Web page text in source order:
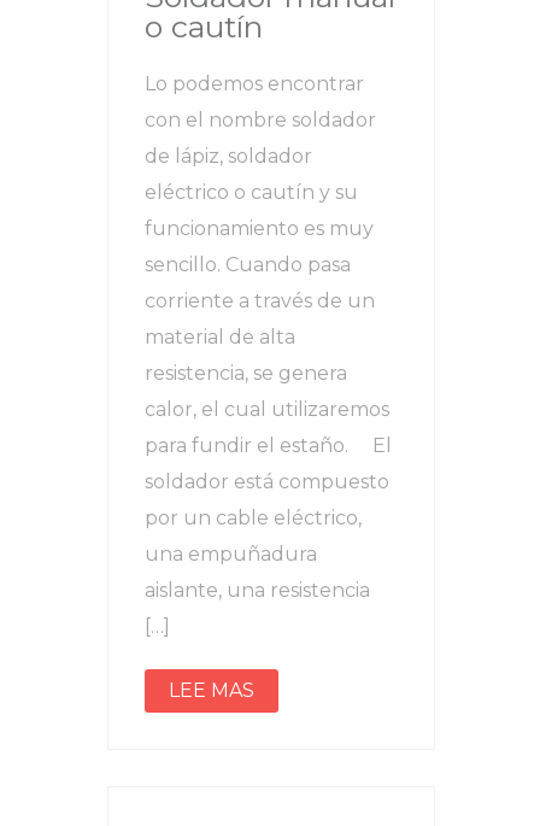
o cautín
Lo podemos encontrar
con el nombre soldador
de lápiz, soldador
eléctrico o cautín y su
funcionamiento es muy
sencillo. Cuando pasa
corriente a través de un
material de alta
resistencia, se genera
calor, el cual utilizaremos
para fundir el estaño. El
soldador está compuesto
por un cable eléctrico,
una empuñadura
aislante, una resistencia
[…]
LEE MAS